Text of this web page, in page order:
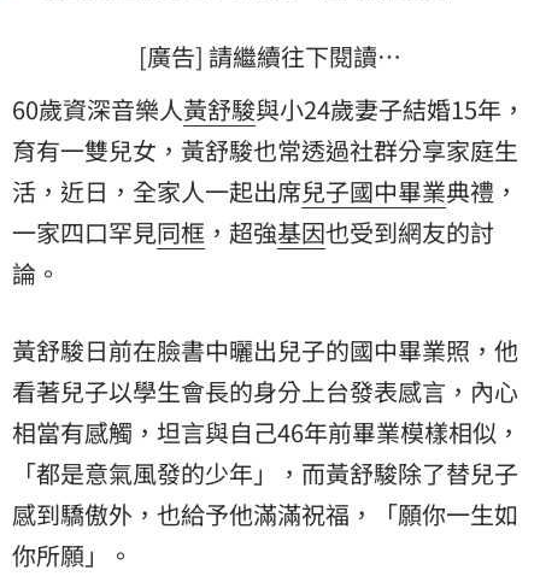
[廣告] 請繼續往下閱讀…
60歲資深音樂人黃舒駿與小24歲妻子結婚15年，
育有一雙兒女，黃舒駿也常透過社群分享家庭生
活，近日，全家人一起出席兒子國中畢業典禮，
一家四口罕見同框 ，超強基因也受到網友的討
論。
黃舒駿日前在臉書中曬出兒子的國中畢業照，他
看著兒子以學生會長的身分上台發表感言，內心
相當有感觸，坦言與自己46年前畢業模樣相似，
「都是意氣風發的少年」，而黃舒駿除了替兒子
感到驕傲外，也給予他滿滿祝福，「願你一生如
你所願」。